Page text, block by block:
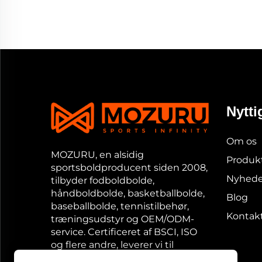
MOZURU, en alsidig
sportsboldproducent siden 2008,
tilbyder fodboldbolde,
håndboldbolde, basketballbolde,
baseballbolde, tennistilbehør,
træningsudstyr og OEM/ODM-
service. Certificeret af BSCI, ISO
og flere andre, leverer vi til
Om os
Blog